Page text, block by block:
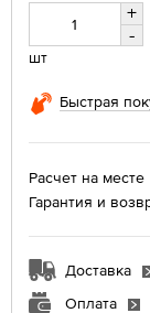
+
-
шт
Быстрая
Расчет на месте
Гарантия и
Доставка
Оплата